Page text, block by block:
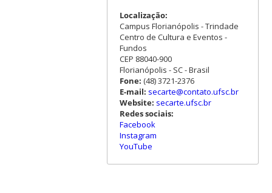
Localização:
Campus Florianópolis - Trindade
Centro de Cultura e Eventos -
Fundos
CEP 88040-900
Florianópolis - SC - Brasil
Fone: (48) 3721-2376
E-mail: secarte@contato.ufsc.br
Website: secarte.ufsc.br
Redes sociais:
Facebook
Instagram
YouTube